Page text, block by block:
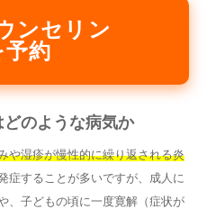
ンセリン
予約
のような病気か
や湿疹が慢性的に繰り返される炎
症することが多いですが、成人に
、子どもの頃に一度寛解（症状が